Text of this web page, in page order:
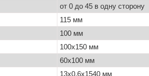
от 0 до 45 в одну сторону
115 мм
100 мм
100x150 мм
60x100 мм
13х0,6х1540 мм